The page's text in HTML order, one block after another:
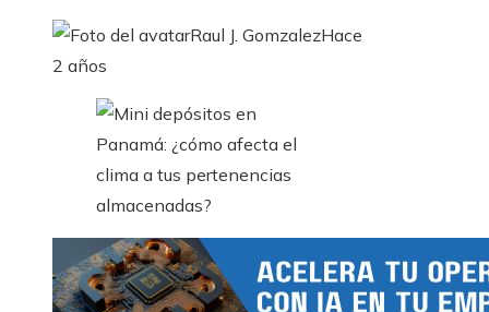
Raul J. GomzalezHace
2 años